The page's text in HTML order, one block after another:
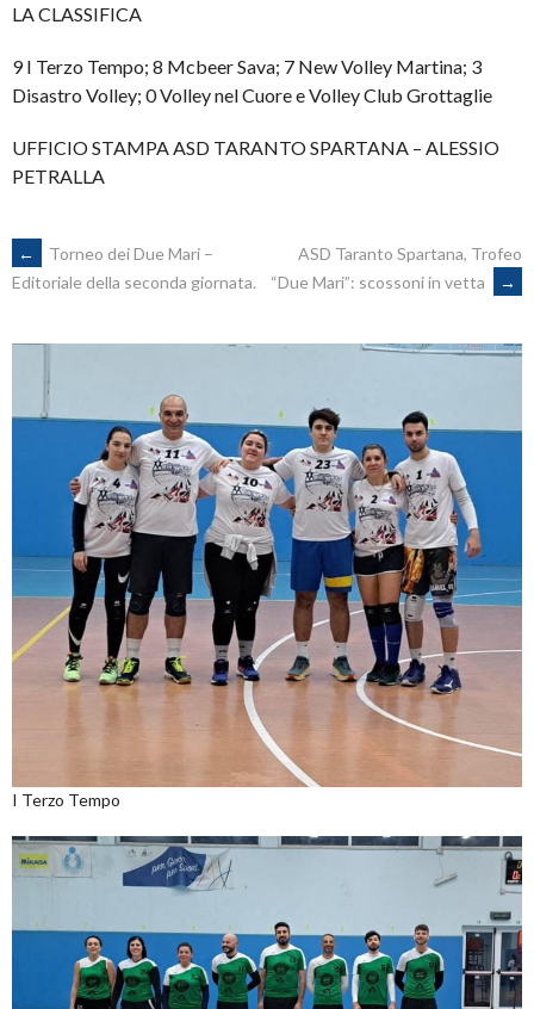
LA CLASSIFICA
9 I Terzo Tempo; 8 Mcbeer Sava; 7 New Volley Martina; 3
Disastro Volley; 0 Volley nel Cuore e Volley Club Grottaglie
UFFICIO STAMPA ASD TARANTO SPARTANA – ALESSIO
PETRALLA
POST
NAVIGATION
←
Torneo dei Due Mari –
Editoriale della seconda giornata.
ASD Taranto Spartana, Trofeo
“Due Mari”: scossoni in vetta
→
I Terzo Tempo